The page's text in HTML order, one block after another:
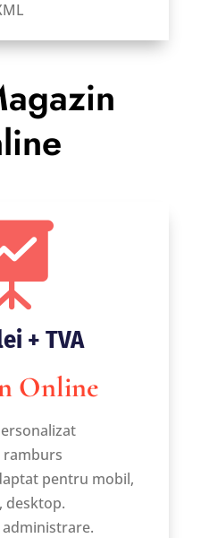
+ TVA
Online
ramburs
pentru mobil,
desktop.
administrare.